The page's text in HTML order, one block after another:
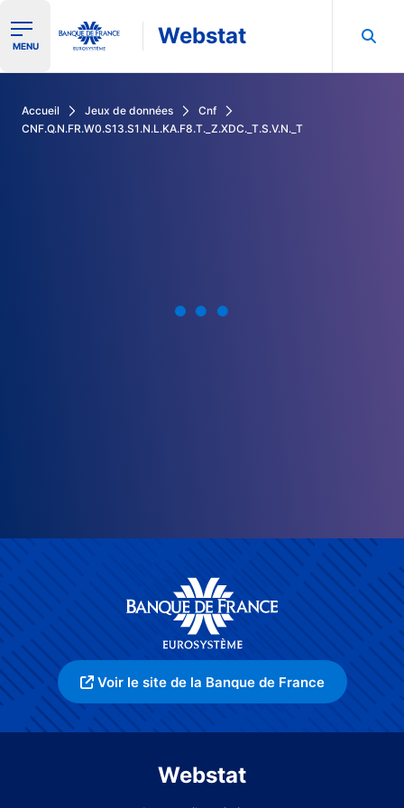
Ouvrir le menu de navigation
MENU Webstat
Accueil Jeux de données
Cnf
CNF.Q.N.FR.W0.S13.S1.N.L.KA.F8.T._Z.XDC._T.S.V.N._T
Voir le site de la Banque de France
Webstat